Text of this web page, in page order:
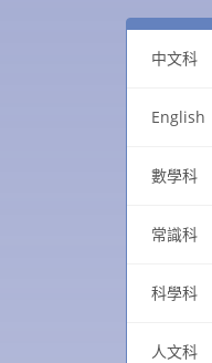
中文科
English
數學科
常識科
科學科
人文科